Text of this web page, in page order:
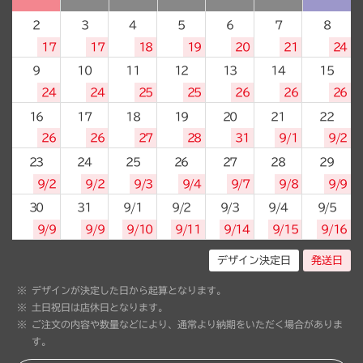
2
17
3
17
4
18
5
19
6
20
7
21
8
24
9
24
10
24
11
25
12
25
13
26
14
26
15
26
16
26
17
26
18
27
19
28
20
31
21
9/1
22
9/2
23
9/2
24
9/2
25
9/3
26
9/4
27
9/7
28
9/8
29
9/9
30
9/9
31
9/9
9/1
9/10
9/2
9/11
9/3
9/14
9/4
9/15
9/5
9/16
デザイン決定日 発送日
デザインが決定した日から起算となります。
土日祝日は店休日となります。
ご注文の内容や数量などにより、通常より納期をいただく場合がありま
す。